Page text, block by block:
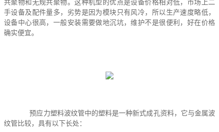
手设备及配件量多，劣势是因为模块只有风冷，所以生产速度略低，
设备中心很高，一般安装需要做地沉坑，维护不是很便利，好在价格
确实便宜。
预应力塑料波纹管中的塑料是一种新式成孔资料，它与金属波
纹管比较，具有以下长处：